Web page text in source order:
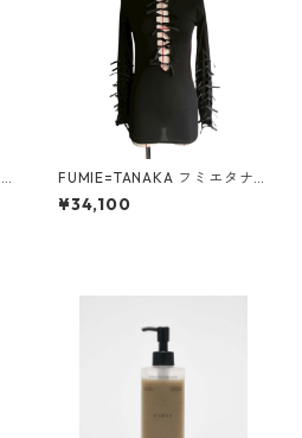
FUMIE=TANAKA フミエタナ
カ ribbon long T F26A-42
（BLK）SIZE:1
¥34,100